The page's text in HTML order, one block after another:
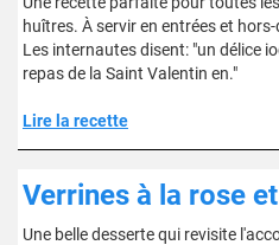
huîtres. À servir en entrées et
Les internautes disent: "un délice
repas de la Saint Valentin en."
Lire la recette
Verrines à la rose
Une belle desserte qui revisite